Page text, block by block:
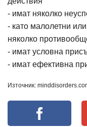
- имат няколко
- като малолетни
няколко
- имат условна
- имат ефективна
Източник: